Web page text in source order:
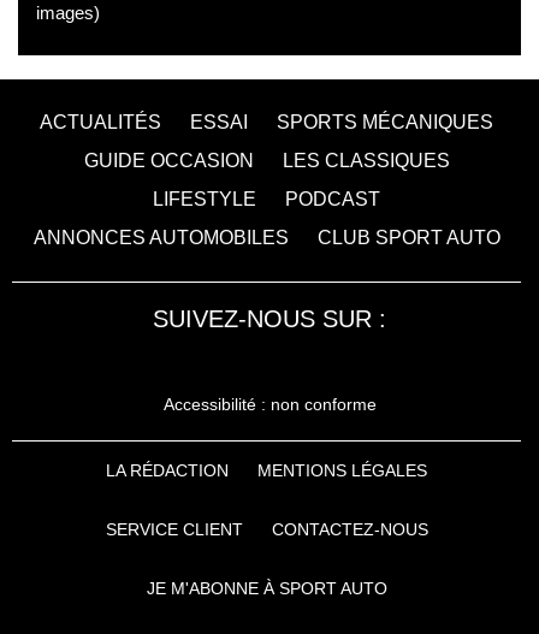
images)
ACTUALITÉS ESSAI
SPORTS MÉCANIQUES
GUIDE OCCASION
LES CLASSIQUES
LIFESTYLE
PODCAST
ANNONCES AUTOMOBILES
CLUB SPORT AUTO
SUIVEZ-NOUS SUR :
Accessibilité : non conforme
LA RÉDACTION MENTIONS LÉGALES
SERVICE CLIENT CONTACTEZ-NOUS
JE M'ABONNE À SPORT AUTO